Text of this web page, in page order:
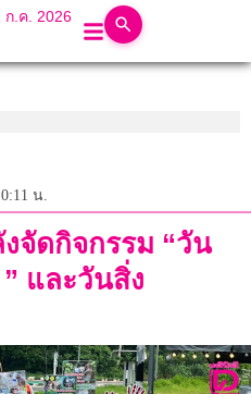
ก.ค. 2026
น.
จัดกิจกรรม “วัน
และวันสิ่ง